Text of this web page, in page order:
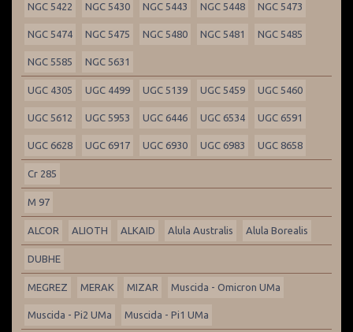
NGC 5422 NGC 5430 NGC 5443 NGC 5448 NGC 5473
NGC 5474 NGC 5475 NGC 5480 NGC 5481 NGC 5485
NGC 5585 NGC 5631
UGC 4305 UGC 4499 UGC 5139 UGC 5459 UGC 5460
UGC 5612 UGC 5953 UGC 6446 UGC 6534 UGC 6591
UGC 6628 UGC 6917 UGC 6930 UGC 6983 UGC 8658
Cr 285
M 97
ALCOR ALIOTH ALKAID Alula Australis Alula Borealis
DUBHE
MEGREZ MERAK MIZAR Muscida - Omicron UMa
Muscida - Pi2 UMa Muscida - Pi1 UMa